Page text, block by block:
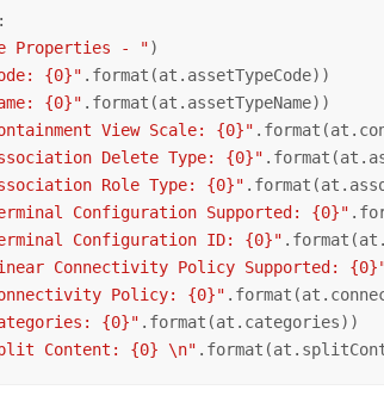
Properties - ")
{0}" .format(at.assetTypeCode))
{0}" .format(at.assetTypeName))
View Scale: {0}"
Delete Type: {0}"
Role Type: {0}"
Configuration Supported: {0}"
Configuration ID: {0}"
Connectivity Policy Supported:
Policy: {0}"
{0}" .format(at.categories))
Content: {0} \n"